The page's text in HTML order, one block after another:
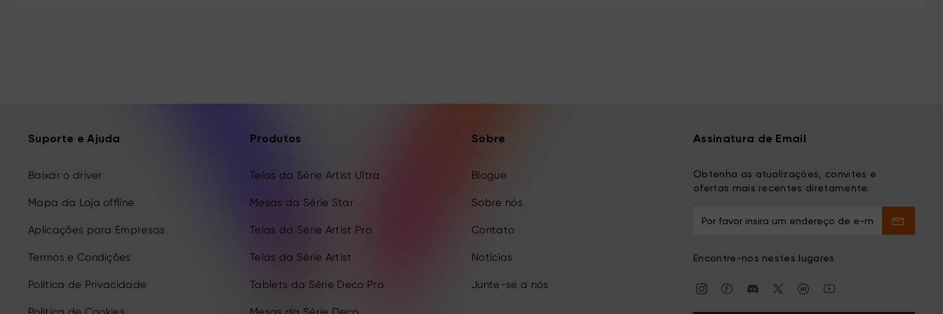
Suporte e Ajuda
Baixar o driver
Mapa da Loja offline
Aplicações para Empresas
Termos e Condições
Política de Privacidade
Produtos
Telas da Série Artist Ultra
Mesas da Série Star
Telas da Série Artist Pro
Telas da Série Artist
Tablets da Série Deco Pro
Sobre
Blogue
Sobre nós
Contato
Notícias
Junte-se a nós
Assinatura de Email
Obtenha as atualizações, convites e
ofertas mais recentes diretamente.
Encontre-nos nestes lugares